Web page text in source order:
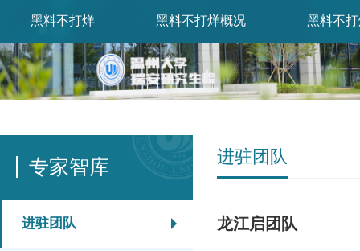
黑料不打烊 黑料不打烊概况 黑料不
专家智库
进驻团队
进驻团队
龙江启团队